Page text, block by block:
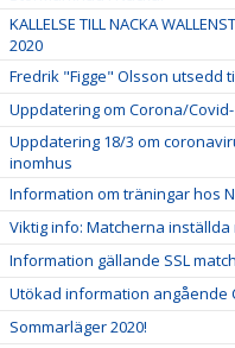
KALLELSE TILL NACKA
2020
Fredrik "Figge" Olsson utsedd
Uppdatering om Corona/
Uppdatering 18/3 om
inomhus
Information om träningar hos
Viktig info: Matcherna
Information gällande SSL
Utökad information angående
Sommarläger 2020!